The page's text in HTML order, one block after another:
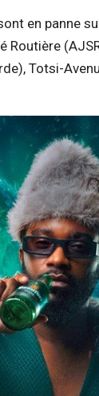
en panne
Routière
Totsi-